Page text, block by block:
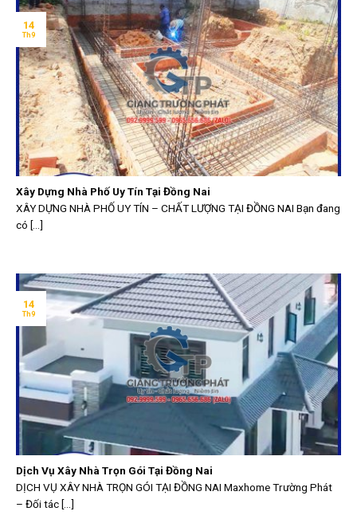
Xây Dựng Nhà Phố Uy Tín Tại Đồng Nai
XÂY DỰNG NHÀ PHỐ UY TÍN – CHẤT LƯỢNG TẠI ĐỒNG NAI Bạn đang
có [...]
14
Th9
Dịch Vụ Xây Nhà Trọn Gói Tại Đồng Nai
DỊCH VỤ XÂY NHÀ TRỌN GÓI TẠI ĐỒNG NAI Maxhome Trường Phát
– Đối tác [...]
14
Th9